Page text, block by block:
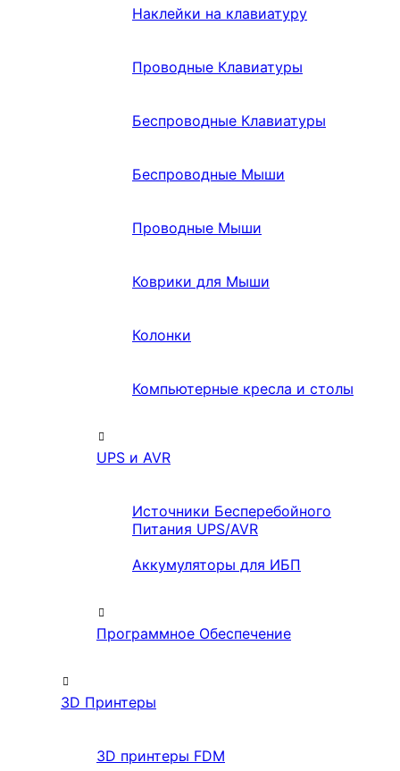
Наклейки на клавиатуру
Проводные Клавиатуры
Беспроводные Клавиатуры
Беспроводные Мыши
Проводные Мыши
Коврики для Мыши
Колонки
Компьютерные кресла и столы
UPS и AVR
Источники Бесперебойного
Питания UPS/AVR
Аккумуляторы для ИБП
Программное Обеспечение
3D Принтеры
3D принтеры FDM